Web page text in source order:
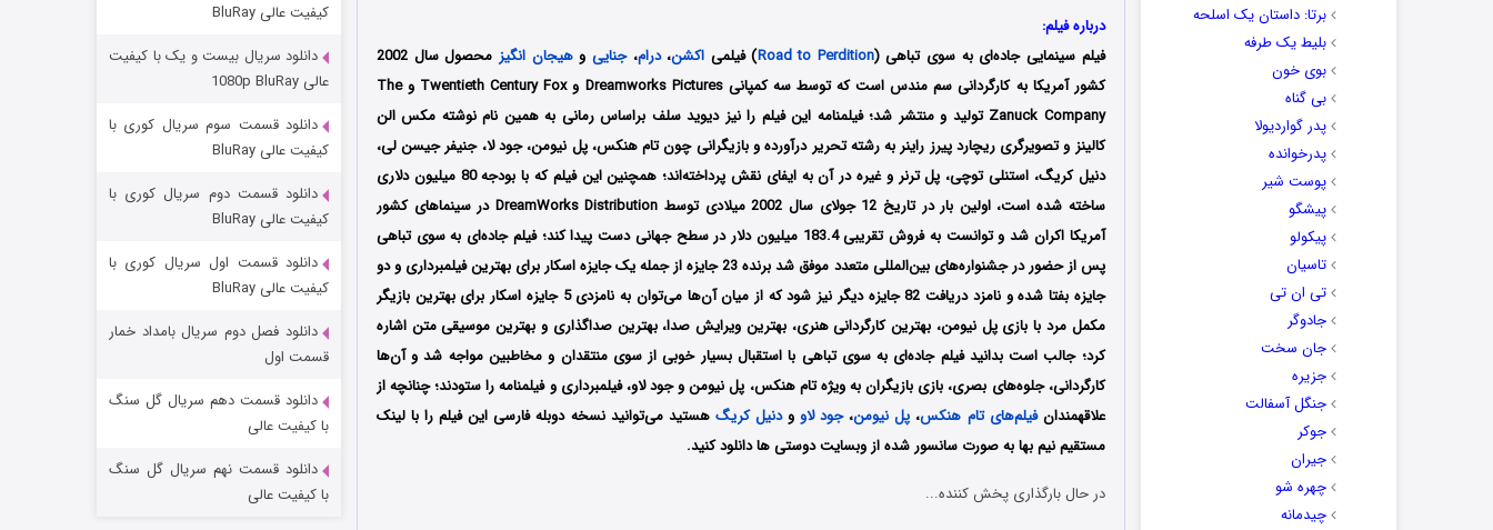
برتا: داستان یک اسلحه
بلیط یک‌‌ طرفه
بوی خون
بی گناه
پدر گواردیولا
پدرخوانده
پوست شیر
پیشگو
پیکولو
تاسیان
تی ان تی
جادوگر
جان سخت
جزیره
جنگل آسفالت
جوکر
جیران
چهره شو
چیدمانه
درباره فیلم:
فیلم سینمایی جاده‌ای به سوی تباهی (Road to Perdition) فیلمی اکشن،درام،جنایی وهیجان انگیز
محصول سال 2002
کشور آمریکا به کارگردانی سم مندس است که توسط سه کمپانی‌ Dreamworks Pictures و Twentieth Century Fox و The
Zanuck Company تولید و منتشر شد؛ فیلمنامه این فیلم را نیز دیوید سلف براساس رمانی به همین نام نوشته مکس الن
کالینز و تصویرگری ریچارد پیرز راینر به رشته تحریر درآورده و بازیگرانی چون تام هنکس، پل نیومن، جود لا، جنیفر جیسن لی،
دنیل کریگ، استنلی توچی، پل ترنر و غیره در آن به ایفای نقش پرداخته‌اند؛ همچنین این فیلم که با بودجه 80 میلیون دلاری
ساخته شده است، اولین بار در تاریخ‌ 12 جولای سال 2002 میلادی توسط DreamWorks Distribution در سینماهای کشور
آمریکا اکران شد و توانست به فروش تقریبی 183.4 میلیون دلار در سطح جهانی دست پیدا کند؛ فیلم جاده‌ای به سوی تباهی
پس از حضور در جشنواره‌های بین‌المللی متعدد موفق شد برنده 23 جایزه از جمله یک جایزه اسکار برای بهترین فیلمبرداری و دو
جایزه بفتا شده و نامزد دریافت 82 جایزه دیگر نیز شود که از میان آن‌ها می‌توان به نامزدی 5 جایزه اسکار برای بهترین بازیگر
مکمل مرد با بازی پل نیومن، بهترین کارگردانی هنری، بهترین ویرایش صدا، بهترین صداگذاری و بهترین موسیقی متن اشاره
کرد؛ جالب است بدانید فیلم جاده‌ای به سوی تباهی با استقبال بسیار خوبی از سوی منتقدان و مخاطبین مواجه شد و آن‌ها
کارگردانی، جلوه‌های بصری، بازی بازیگران به ویژه تام هنکس، پل نیومن و جود لاو، فیلمبرداری و فیلمنامه را ستودند؛ چنانچه از
علاقه‎مندان
فیلم‌های تام هنکس، پل نیومن،جود لاو ودنیل کریگ هستید می‌توانید نسخه دوبله فارسی این فیلم را با لینک
مستقیم نیم بها به صورت سانسور شده از وبسایت دوستی ها دانلود کنید.
در حال بارگذاری پخش کننده...
مردگان متحرک: شهر مرده ۳
شکست استوارت در نجات جهان
قسمت ۷ (زیرنویس) منتشر شد
کیفیت عالی BluRay
دانلود سریال بیست و یک با کیفیت
عالی 1080p BluRay
دانلود قسمت سوم سریال کوری با
کیفیت عالی BluRay
دانلود قسمت دوم سریال کوری با
کیفیت عالی BluRay
دانلود قسمت اول سریال کوری با
کیفیت عالی BluRay
دانلود فصل دوم سریال بامداد خمار
قسمت اول
دانلود قسمت دهم سریال گل سنگ
با کیفیت عالی
دانلود قسمت نهم سریال گل سنگ
با کیفیت عالی